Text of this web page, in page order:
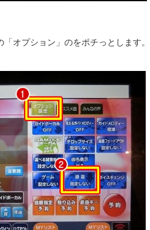
オプション」のをポチっとします。